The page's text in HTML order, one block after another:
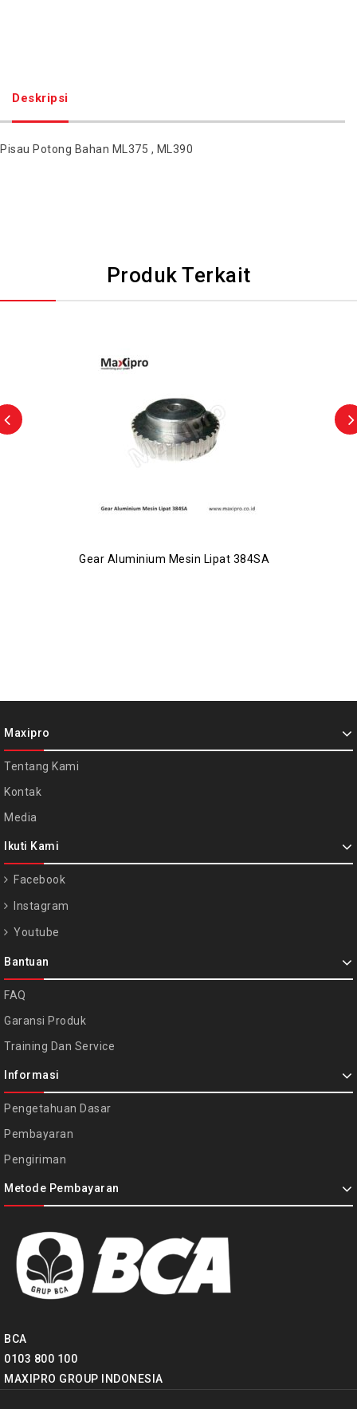
Deskripsi
Pisau Potong Bahan ML375 , ML390
Produk Terkait
Gear Aluminium Mesin Lipat 384SA
Maxipro
Tentang Kami
Kontak
Media
Ikuti Kami
Facebook
Instagram
Youtube
Bantuan
FAQ
Garansi Produk
Training Dan Service
Informasi
Pengetahuan Dasar
Pembayaran
Pengiriman
Metode Pembayaran
BCA
0103 800 100
MAXIPRO GROUP INDONESIA